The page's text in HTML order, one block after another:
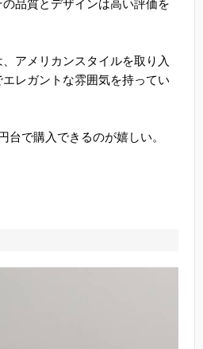
品質とデザインは高い評価を
アメリカンスタイルを取り入
レガントな雰囲気を持ってい
台で購入できるのが嬉しい。